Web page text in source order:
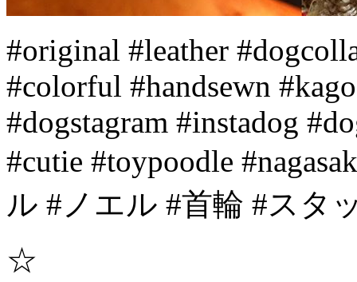
#original #leather
#colorful #handsewn
#dogstagram #instadog
#cutie #toypoodle
ル #ノエル #首輪 #スタ
☆